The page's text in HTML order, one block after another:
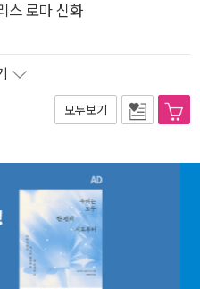
스 로마 신화
모두보기